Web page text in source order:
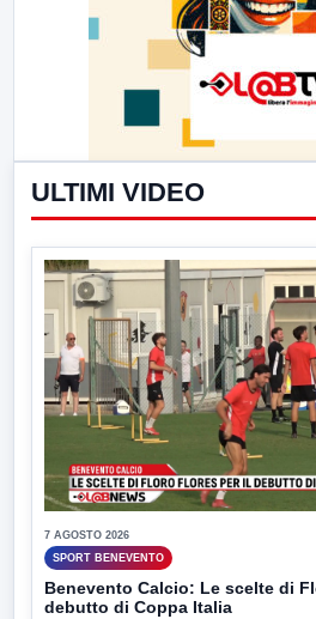
ULTIMI VIDEO
7 AGOSTO 2026
SPORT BENEVENTO
Benevento Calcio: Le scelte di
debutto di Coppa Italia